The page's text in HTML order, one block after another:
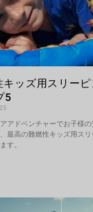
キッズ用スリー
5
アドベンチャーでお子様
最高の難燃性キッズ用ス
す。